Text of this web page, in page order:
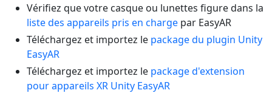
Vérifiez que votre casque ou lunettes figure dans la
liste des appareils pris en charge par EasyAR
Téléchargez et importez le package du plugin Unity
EasyAR
Téléchargez et importez le package d'extension
pour appareils XR Unity EasyAR